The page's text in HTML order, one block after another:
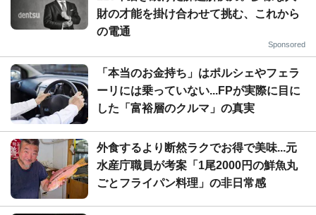
財の才能を掛け合わせて挑む、これから
の電通
Sponsored
「本当のお金持ち」はポルシェやフェラ
ーリには乗っていない...FPが実際に目に
した「富裕層のクルマ」の真実
外食するより断然ラクでお得で美味...元
水産庁職員が考案「1尾2000円の鮮魚丸
ごとフライパン料理」の非日常感